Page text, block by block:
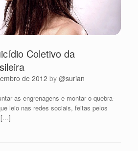
Coletivo da
de 2012 by @surian
as engrenagens e montar o quebra-
leio nas redes sociais, feitas pelos
[…]